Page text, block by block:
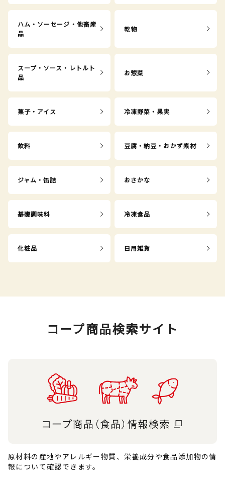
ハム・ソーセージ・他畜産
品
乾物
スープ・ソース・レトルト
品
お惣菜
菓子・アイス 冷凍野菜・果実
飲料 豆腐・納豆・おかず素材
ジャム・缶詰 おさかな
基礎調味料 冷凍食品
化粧品 日用雑貨
コープ商品検索サイト
原材料の産地やアレルギー物質、栄養成分や食品添加物の情
報について確認できます。